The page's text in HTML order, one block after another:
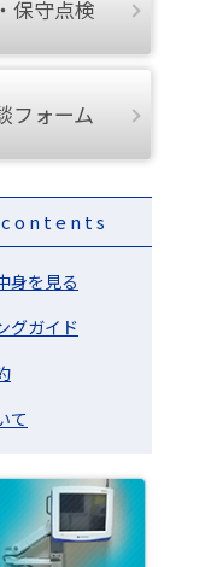
保守点検
フォーム
身を見る
グガイド
て